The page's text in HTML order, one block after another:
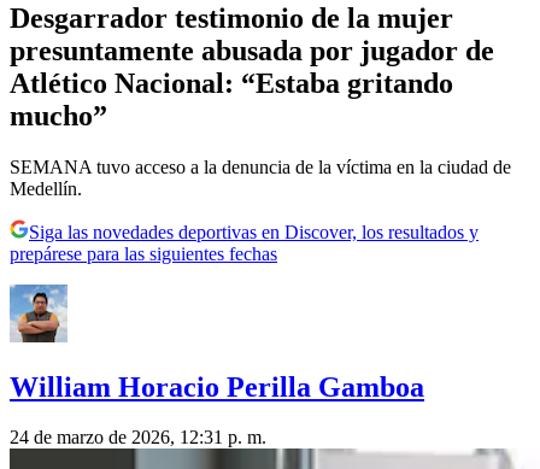
Desgarrador testimonio de la mujer
presuntamente abusada por jugador de
Atlético Nacional: “Estaba gritando
mucho”
SEMANA tuvo acceso a la denuncia de la víctima en la ciudad de
Medellín.
Siga las novedades deportivas en Discover, los resultados y
prepárese para las siguientes fechas
William Horacio Perilla Gamboa
24 de marzo de 2026, 12:31 p. m.